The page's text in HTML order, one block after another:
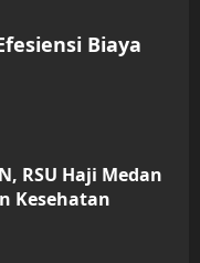
Biaya
RSU Haji Medan
Kesehatan